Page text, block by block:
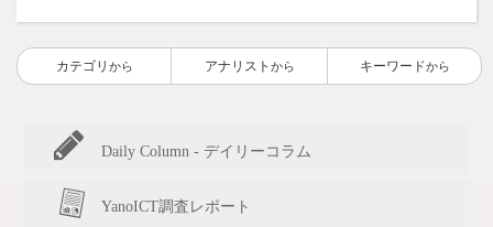
カテゴリ から アナリスト から キーワードから
Daily Column - デイリーコラム
YanoICT調査レポート